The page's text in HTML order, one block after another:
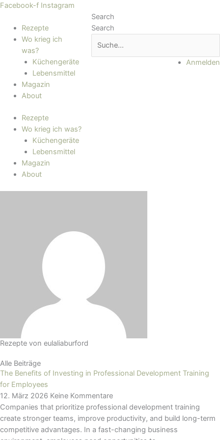
Zum
springen
Facebook-f Instagram
Search
Search
Anmelden
Rezepte
Wo krieg ich
was?
Küchengeräte
Lebensmittel
Magazin
About
Rezepte
Wo krieg ich was?
Küchengeräte
Lebensmittel
Magazin
About
Rezepte von eulaliaburford
Alle Beiträge
The Benefits of Investing in Professional Development Training
for Employees
12. März 2026 Keine Kommentare
Companies that prioritize professional development training
create stronger teams, improve productivity, and build long-term
competitive advantages. In a fast-changing business